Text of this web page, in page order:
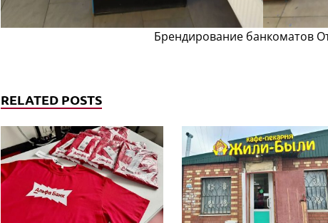
Брендирование банкоматов
RELATED POSTS